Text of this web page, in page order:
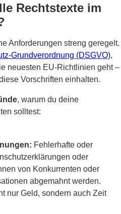
Rechtstexte im
Anforderungen streng geregelt.
Grundverordnung (DSGVO),
neuesten EU-Richtlinien geht –
Vorschriften einhalten.
, warum du deine
solltest:
Fehlerhafte oder
oder
von Konkurrenten oder
abgemahnt werden.
nur Geld, sondern auch Zeit